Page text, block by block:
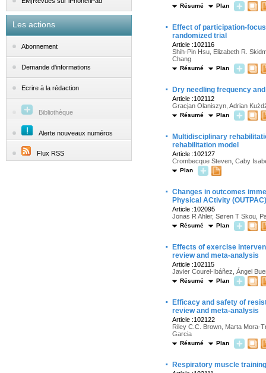
Les actions
Abonnement
Demande d'informations
Ecrire à la rédaction
Bibliothèque
Alerte nouveaux numéros
Flux RSS
Résumé Plan
·
Effect of participation-
randomized trial
Article :102116
Shih-Pin Hsu, Elizabeth R.
Chang
Résumé Plan
· Dry needling frequency
Article :102112
Gracjan Olaniszyn, Adrian
Résumé Plan
·
Multidisciplinary
rehabilitation model
Article :102127
Crombecque Steven, Caby
Plan
· Changes in outcomes
Physical ACtivity
Article :102095
Jonas R Ahler, Søren T Skou,
Résumé Plan
·
Effects of exercise
review and meta-analysis
Article :102115
Javier Courel-Ibáñez, Ángel
Résumé Plan
·
Efficacy and safety of
review and meta-analysis
Article :102122
Riley C.C. Brown, Marta Mora-
Garcia
Résumé Plan
· Respiratory muscle